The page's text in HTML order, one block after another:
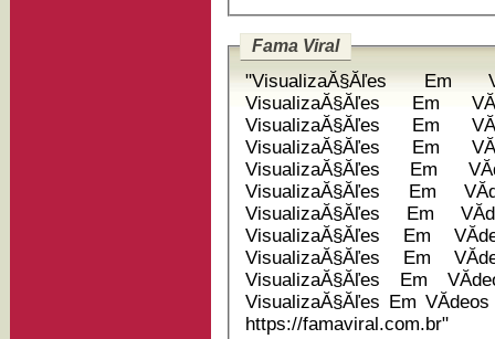
Fama Viral
"VisualizaĂ§Ăľes Em
VisualizaĂ§Ăľes Em
VisualizaĂ§Ăľes Em
VisualizaĂ§Ăľes Em
VisualizaĂ§Ăľes Em
VisualizaĂ§Ăľes Em
VisualizaĂ§Ăľes Em
VisualizaĂ§Ăľes Em
VisualizaĂ§Ăľes Em
VisualizaĂ§Ăľes Em
VisualizaĂ§Ăľes Em VĂ­deos
https://famaviral.com.br"